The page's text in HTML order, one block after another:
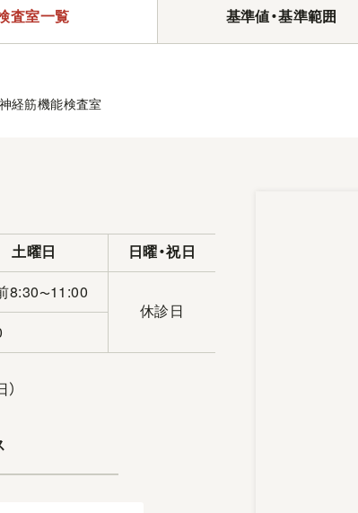
査室一覧 基準値・基準範囲
神経筋機能検査室
土曜日 日曜・祝日
8:30〜11:00
休診日